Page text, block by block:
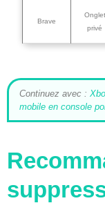
Brave
Onglet
privé
Continuez avec :
mobile en console